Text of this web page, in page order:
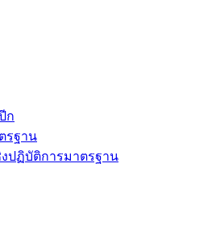
ก
รฐาน
ปฏิบัติการมาตรฐาน